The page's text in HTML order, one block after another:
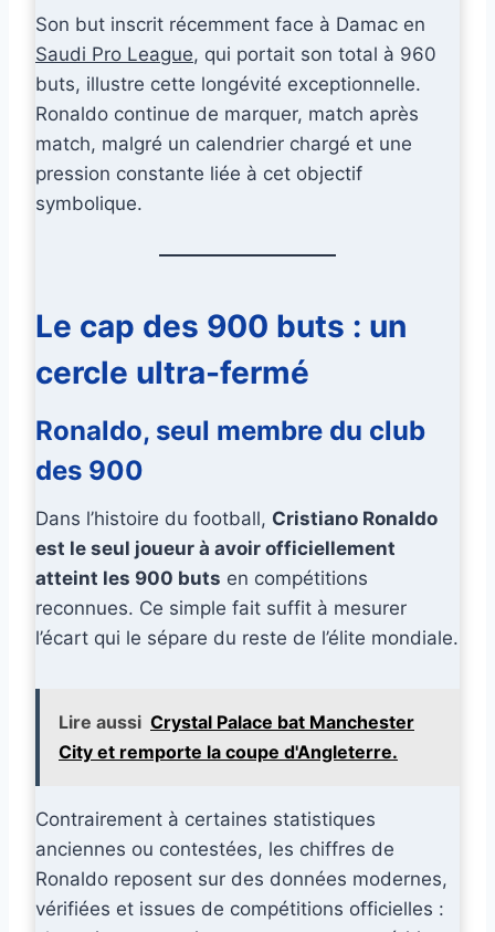
Son but inscrit récemment face à Damac en
Saudi Pro League, qui portait son total à 960
buts, illustre cette longévité exceptionnelle.
Ronaldo continue de marquer, match après
match, malgré un calendrier chargé et une
pression constante liée à cet objectif
symbolique.
Le cap des 900 buts : un
cercle ultra-fermé
Ronaldo, seul membre du club
des 900
Dans l’histoire du football, Cristiano Ronaldo
est le seul joueur à avoir officiellement
atteint les 900 buts en compétitions
reconnues. Ce simple fait suffit à mesurer
l’écart qui le sépare du reste de l’élite mondiale.
Lire aussi Crystal Palace bat Manchester
City et remporte la coupe d'Angleterre.
Contrairement à certaines statistiques
anciennes ou contestées, les chiffres de
Ronaldo reposent sur des données modernes,
vérifiées et issues de compétitions officielles :